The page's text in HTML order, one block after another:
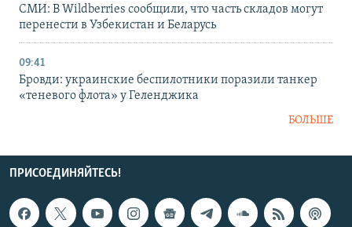
СМИ: В Wildberries сообщили, что часть складов могут
перенести в Узбекистан и Беларусь
09:41
Бровди: украинские беспилотники поразили танкер
«теневого флота» у Геленджика
БОЛЬШЕ
ПРИСОЕДИНЯЙТЕСЬ!